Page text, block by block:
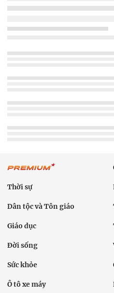
Thời sự
Dân tộc và Tôn giáo
Giáo dục
Đời sống
Sức khỏe
Ô tô xe máy